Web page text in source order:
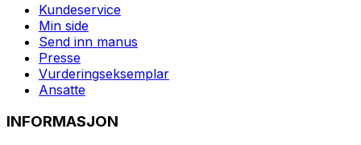
Kundeservice
Min side
Send inn manus
Presse
Vurderingseksemplar
Ansatte
INFORMASJON